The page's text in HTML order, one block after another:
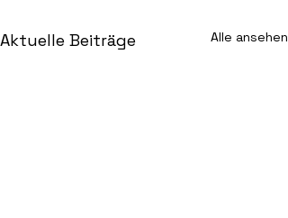
Aktuelle Beiträge Alle ansehen